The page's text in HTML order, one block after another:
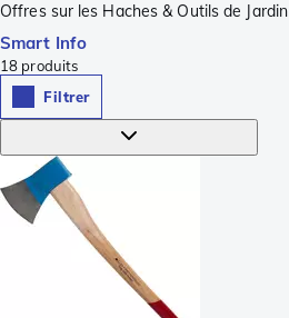
Offres sur les Haches & Outils de Jardin
Smart Info
18 produits
Filtrer